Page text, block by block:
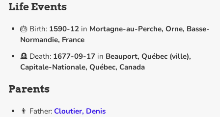
Life Events
🎂 Birth: 1590-12in Mortagne-au-Perche, Orne, Basse-
Normandie, France
🪦 Death: 1677-09-17in Beauport, Québec (ville),
Capitale-Nationale, Québec, Canada
Parents
👨 Father: Cloutier, Denis